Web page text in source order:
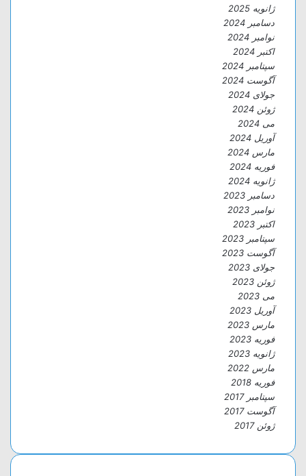
ژانویه 2025
دسامبر 2024
نوامبر 2024
اکتبر 2024
سپتامبر 2024
آگوست 2024
جولای 2024
ژوئن 2024
می 2024
آوریل 2024
مارس 2024
فوریه 2024
ژانویه 2024
دسامبر 2023
نوامبر 2023
اکتبر 2023
سپتامبر 2023
آگوست 2023
جولای 2023
ژوئن 2023
می 2023
آوریل 2023
مارس 2023
فوریه 2023
ژانویه 2023
مارس 2022
فوریه 2018
سپتامبر 2017
آگوست 2017
ژوئن 2017